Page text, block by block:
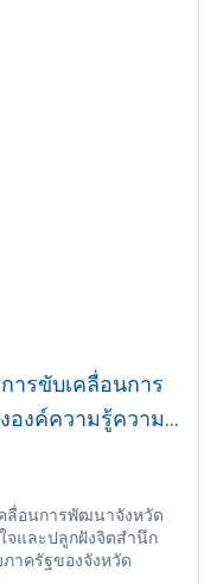
ารขับเคลื่อนการ
องค์ความรู้ความ
ต้านการทุจริต
ลื่อนการพัฒนาจังหวัด
จและปลูกฝังจิตสำนึก
าครัฐของจังหวัด